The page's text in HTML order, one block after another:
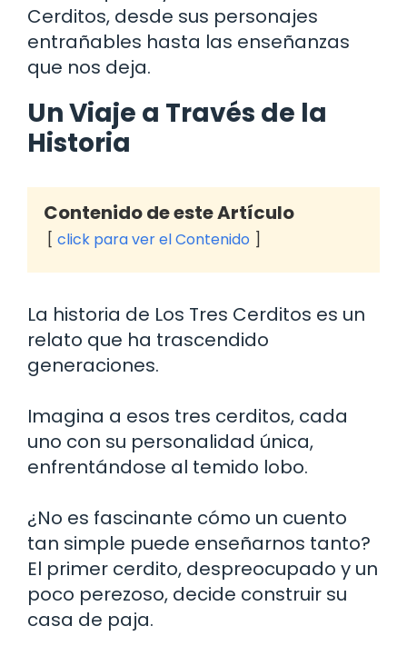
Cerditos, desde sus personajes
entrañables hasta las enseñanzas
que nos deja.
Un Viaje a Través de la
Historia
Contenido de este Artículo
click para ver el Contenido
La historia de Los Tres Cerditos es un
relato que ha trascendido
generaciones.
Imagina a esos tres cerditos, cada
uno con su personalidad única,
enfrentándose al temido lobo.
¿No es fascinante cómo un cuento
tan simple puede enseñarnos tanto?
El primer cerdito, despreocupado y un
poco perezoso, decide construir su
casa de paja.